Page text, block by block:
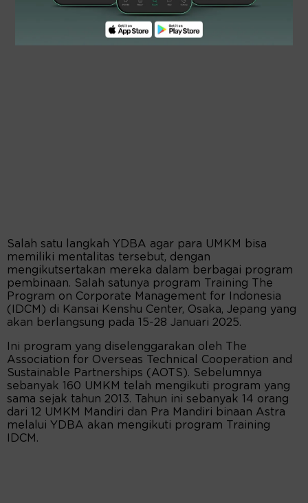
Salah satu langkah YDBA agar para UMKM bisa
memiliki mentalitas tersebut, dengan
mengikutsertakan mereka dalam berbagai program
pembinaan. Salah satunya program Training The
Program on Corporate Management for Indonesia
(IDCM) di Kansai Kenshu Center, Osaka, Jepang yang
akan berlangsung pada 15-28 Januari 2025.
Ini program yang diselenggarakan oleh The
Association for Overseas Technical Cooperation and
Sustainable Partnerships (AOTS). Sebelumnya
sebanyak 160 UMKM telah mengikuti program yang
sama sejak tahun 2013. Tahun ini sebanyak 14 orang
dari 12 UMKM Mandiri dan Pra Mandiri binaan Astra
melalui YDBA akan mengikuti program Training
IDCM.